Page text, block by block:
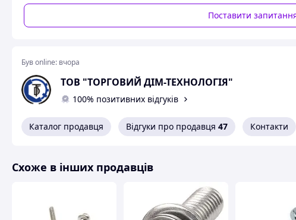
Поставити
Був online: вчора
ТОВ "ТОРГОВИЙ ДІМ-ТЕХНОЛОГІЯ"
100% позитивних відгуків
Каталог продавця Відгуки про продавця 47 Контакти
Схоже в інших продавців